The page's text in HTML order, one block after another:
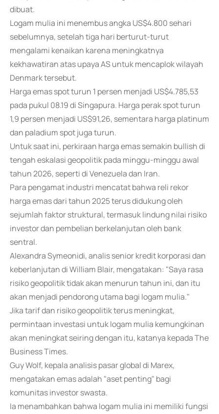
dibuat.
Logam mulia ini menembus angka US$4.800 sehari
sebelumnya, setelah tiga hari berturut-turut
mengalami kenaikan karena meningkatnya
kekhawatiran atas upaya AS untuk mencaplok wilayah
Denmark tersebut.
Harga emas spot turun 1 persen menjadi US$4.785,53
pada pukul 08.19 di Singapura. Harga perak spot turun
1,9 persen menjadi US$91,26, sementara harga platinum
dan paladium spot juga turun.
Untuk saat ini, perkiraan harga emas semakin bullish di
tengah eskalasi geopolitik pada minggu-minggu awal
tahun 2026, seperti di Venezuela dan Iran.
Para pengamat industri mencatat bahwa reli rekor
harga emas dari tahun 2025 terus didukung oleh
sejumlah faktor struktural, termasuk lindung nilai risiko
investor dan pembelian berkelanjutan oleh bank
sentral.
Alexandra Symeonidi, analis senior kredit korporasi dan
keberlanjutan di William Blair, mengatakan: "Saya rasa
risiko geopolitik tidak akan menurun tahun ini, dan itu
akan menjadi pendorong utama bagi logam mulia."
Jika tarif dan risiko geopolitik terus meningkat,
permintaan investasi untuk logam mulia kemungkinan
akan meningkat seiring dengan itu, katanya kepada The
Business Times.
Guy Wolf, kepala analisis pasar global di Marex,
mengatakan emas adalah "aset penting" bagi
komunitas investor swasta.
Ia menambahkan bahwa logam mulia ini memiliki fungsi